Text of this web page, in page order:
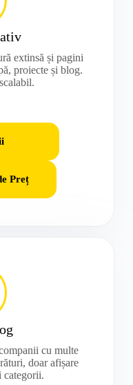
extinsă și pagini
proiecte și blog.
Preț
cu multe
doar afișare
categorii.